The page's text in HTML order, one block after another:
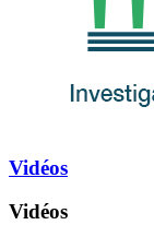
Vidéos
Vidéos